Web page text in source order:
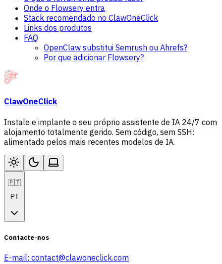
Onde o Flowsery entra
Stack recomendado no ClawOneClick
Links dos produtos
FAQ
OpenClaw substitui Semrush ou Ahrefs?
Por que adicionar Flowsery?
ClawOneClick
Instale e implante o seu próprio assistente de IA 24/7 com
alojamento totalmente gerido. Sem código, sem SSH:
alimentado pelos mais recentes modelos de IA.
🇵🇹
PT
Contacte-nos
E-mail: contact@clawoneclick.com